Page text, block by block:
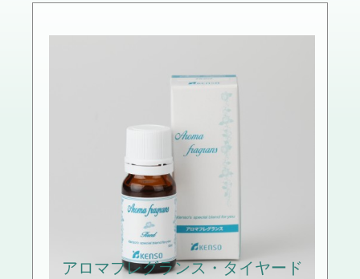
アロマフレグランス・タイヤード